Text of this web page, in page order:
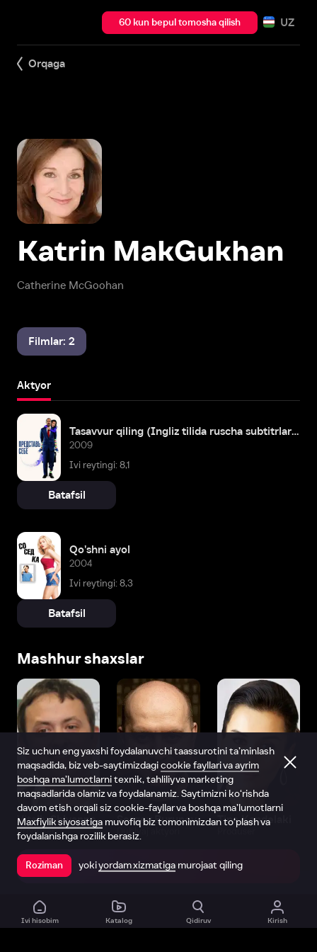
60 kun bepul tomosha qilish UZ
Orqaga
Catherine McGoohan
Katrin MakGukhan
Filmlar: 2
Aktyor
Tasavvur qiling (Ingliz tilida ruscha subtitrlar bilan)
2009
Ivi reytingi: 8,1
Batafsil
Qo'shni ayol
2004
Ivi reytingi: 8,3
Batafsil
Mashhur shaxslar
Vitaliy Shlyappo
Produser
Sergey Burunov
Dublyaj aktyori
Tina Kandelaki
Ilovada ochish
Ivi hisobim Katalog Qidiruv Kirish
Siz uchun eng yaxshi foydalanuvchi taassurotini ta’minlash
maqsadida, biz veb-saytimizdagicookie fayllari va ayrim
boshqa ma’lumotlarnitexnik, tahliliy va marketing
maqsadlarida olamiz va foydalanamiz. Saytimizni ko‘rishda
davom etish orqali siz cookie-fayllar va boshqa ma’lumotlarni
Maxfiylik siyosatiga muvofiq biz tomonimizdan to‘plash va
foydalanishga rozilik berasiz.
Roziman yokiyordam xizmatiga murojaat qiling